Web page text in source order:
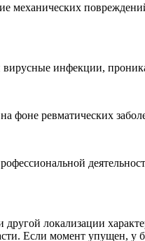
механических
вирусные инфекции,
фоне ревматических
локализации
Если момент упущен, у